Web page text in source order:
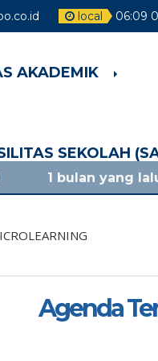
local 06:09
AKADEMIK
SEKOLAH
lalu / materi
Agenda